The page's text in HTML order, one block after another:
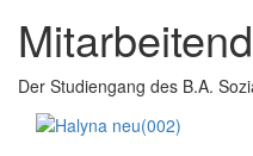
Der Studiengang des B.A.